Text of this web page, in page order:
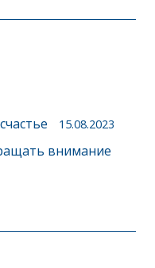
15.08.2023
внимание